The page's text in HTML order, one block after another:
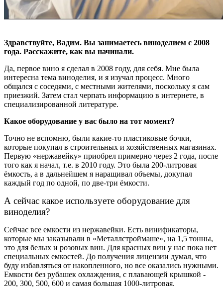
Здравствуйте, Вадим. Вы занимаетесь виноделием с 2008
года. Расскажите, как вы начинали.
Да, первое вино я сделал в 2008 году, для себя. Мне была
интересна тема виноделия, и я изучал процесс. Много
общался с соседями, с местными жителями, поскольку я сам
приезжий. Затем стал черпать информацию в интернете, в
специализированной литературе.
Какое оборудование у вас было на тот момент?
Точно не вспомню, были какие-то пластиковые бочки,
которые покупал в строительных и хозяйственных магазинах.
Первую «нержавейку» приобрел примерно через 2 года, после
того как я начал, т.е. в 2010 году. Это была 200-литровая
ёмкость, а в дальнейшем я наращивал объемы, докупал
каждый год по одной, по две-три ёмкости.
А сейчас какое используете оборудование для
виноделия?
Сейчас все емкости из нержавейки. Есть винификаторы,
которые мы заказывали в «Металлстроймаше», на 1,5 тонны,
это для белых и розовых вин. Для красных вин у нас пока нет
специальных емкостей. До получения лицензии думал, что
буду избавляться от накопленного, но все оказались нужными.
Емкости без рубашек охлаждения, с плавающей крышкой -
200, 300, 500, 600 и самая большая 1000-литровая.